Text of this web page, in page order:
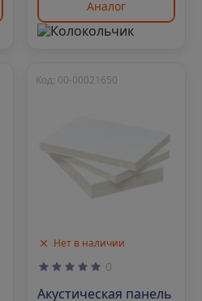
Аналог
Нет в наличии
Код: 00-00021650
0
Акустическая панель